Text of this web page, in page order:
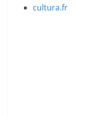
cultura.fr